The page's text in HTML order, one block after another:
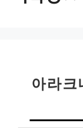
아라